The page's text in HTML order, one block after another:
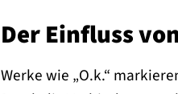
Der Einfluss
Werke wie „O.k.“